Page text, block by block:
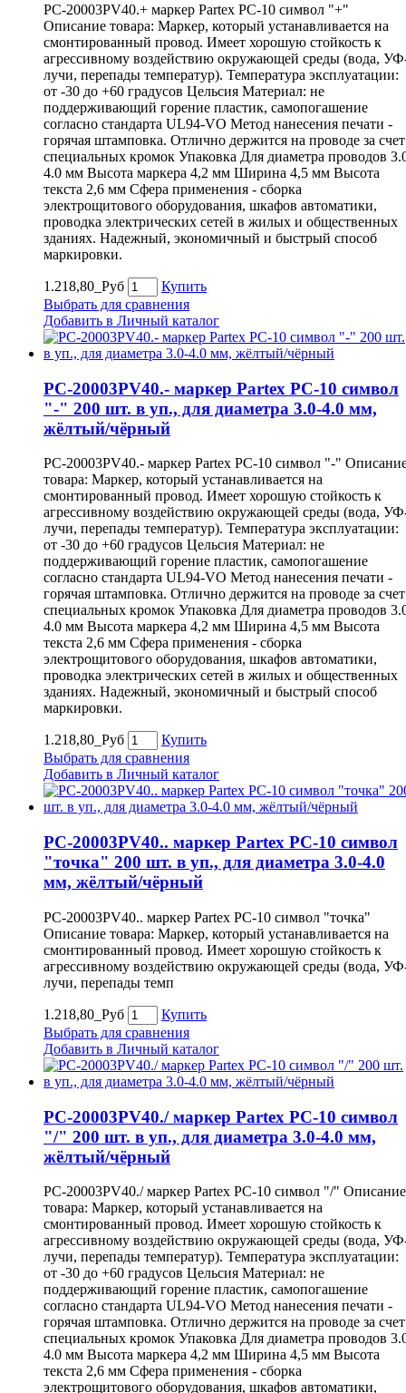
PC-20003PV40.+ маркер Partex PC-10 символ "+"
Описание товара: Маркер, который устанавливается на
смонтированный провод. Имеет хорошую стойкость к
агрессивному воздействию окружающей среды (вода,
лучи, перепады температур). Температура эксплуатации:
от -30 до +60 градусов Цельсия Материал: не
поддерживающий горение пластик, самопогашение
согласно стандарта UL94-VO Метод нанесения печати -
горячая штамповка. Отлично держится на проводе за счет
специальных кромок Упаковка Для диаметра проводов
4.0 мм Высота маркера 4,2 мм Ширина 4,5 мм Высота
текста 2,6 мм Сфера применения - сборка
электрощитового оборудования, шкафов автоматики,
проводка электрических сетей в жилых и общественных
зданиях. Надежный, экономичный и быстрый способ
маркировки.
1.218,80_Руб
Купить
Выбрать для сравнения
Добавить в Личный каталог
PC-20003PV40.- маркер Partex PC-10 символ
"-" 200 шт. в уп., для диаметра 3.0-4.0 мм,
жёлтый/чёрный
PC-20003PV40.- маркер Partex PC-10 символ "-"
товара: Маркер, который устанавливается на
смонтированный провод. Имеет хорошую стойкость к
агрессивному воздействию окружающей среды (вода,
лучи, перепады температур). Температура эксплуатации:
от -30 до +60 градусов Цельсия Материал: не
поддерживающий горение пластик, самопогашение
согласно стандарта UL94-VO Метод нанесения печати -
горячая штамповка. Отлично держится на проводе за счет
специальных кромок Упаковка Для диаметра проводов
4.0 мм Высота маркера 4,2 мм Ширина 4,5 мм Высота
текста 2,6 мм Сфера применения - сборка
электрощитового оборудования, шкафов автоматики,
проводка электрических сетей в жилых и общественных
зданиях. Надежный, экономичный и быстрый способ
маркировки.
1.218,80_Руб
Купить
Выбрать для сравнения
Добавить в Личный каталог
PC-20003PV40.. маркер Partex PC-10 символ
"точка" 200 шт. в уп., для диаметра 3.0-4.0
мм, жёлтый/чёрный
PC-20003PV40.. маркер Partex PC-10 символ "точка"
Описание товара: Маркер, который устанавливается на
смонтированный провод. Имеет хорошую стойкость к
агрессивному воздействию окружающей среды (вода,
лучи, перепады темп
1.218,80_Руб
Купить
Выбрать для сравнения
Добавить в Личный каталог
PC-20003PV40./ маркер Partex PC-10 символ
"/" 200 шт. в уп., для диаметра 3.0-4.0 мм,
жёлтый/чёрный
PC-20003PV40./ маркер Partex PC-10 символ "/" Описание
товара: Маркер, который устанавливается на
смонтированный провод. Имеет хорошую стойкость к
агрессивному воздействию окружающей среды (вода,
лучи, перепады температур). Температура эксплуатации:
от -30 до +60 градусов Цельсия Материал: не
поддерживающий горение пластик, самопогашение
согласно стандарта UL94-VO Метод нанесения печати -
горячая штамповка. Отлично держится на проводе за счет
специальных кромок Упаковка Для диаметра проводов
4.0 мм Высота маркера 4,2 мм Ширина 4,5 мм Высота
текста 2,6 мм Сфера применения - сборка
электрощитового оборудования, шкафов автоматики,